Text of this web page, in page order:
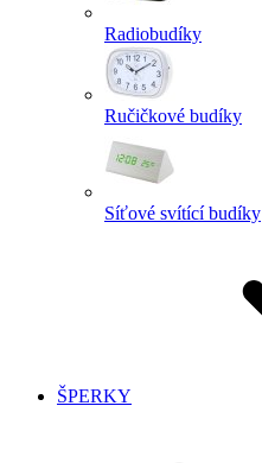
Radiobudíky
Ručičkové budíky
Síťové svítící budíky
ŠPERKY